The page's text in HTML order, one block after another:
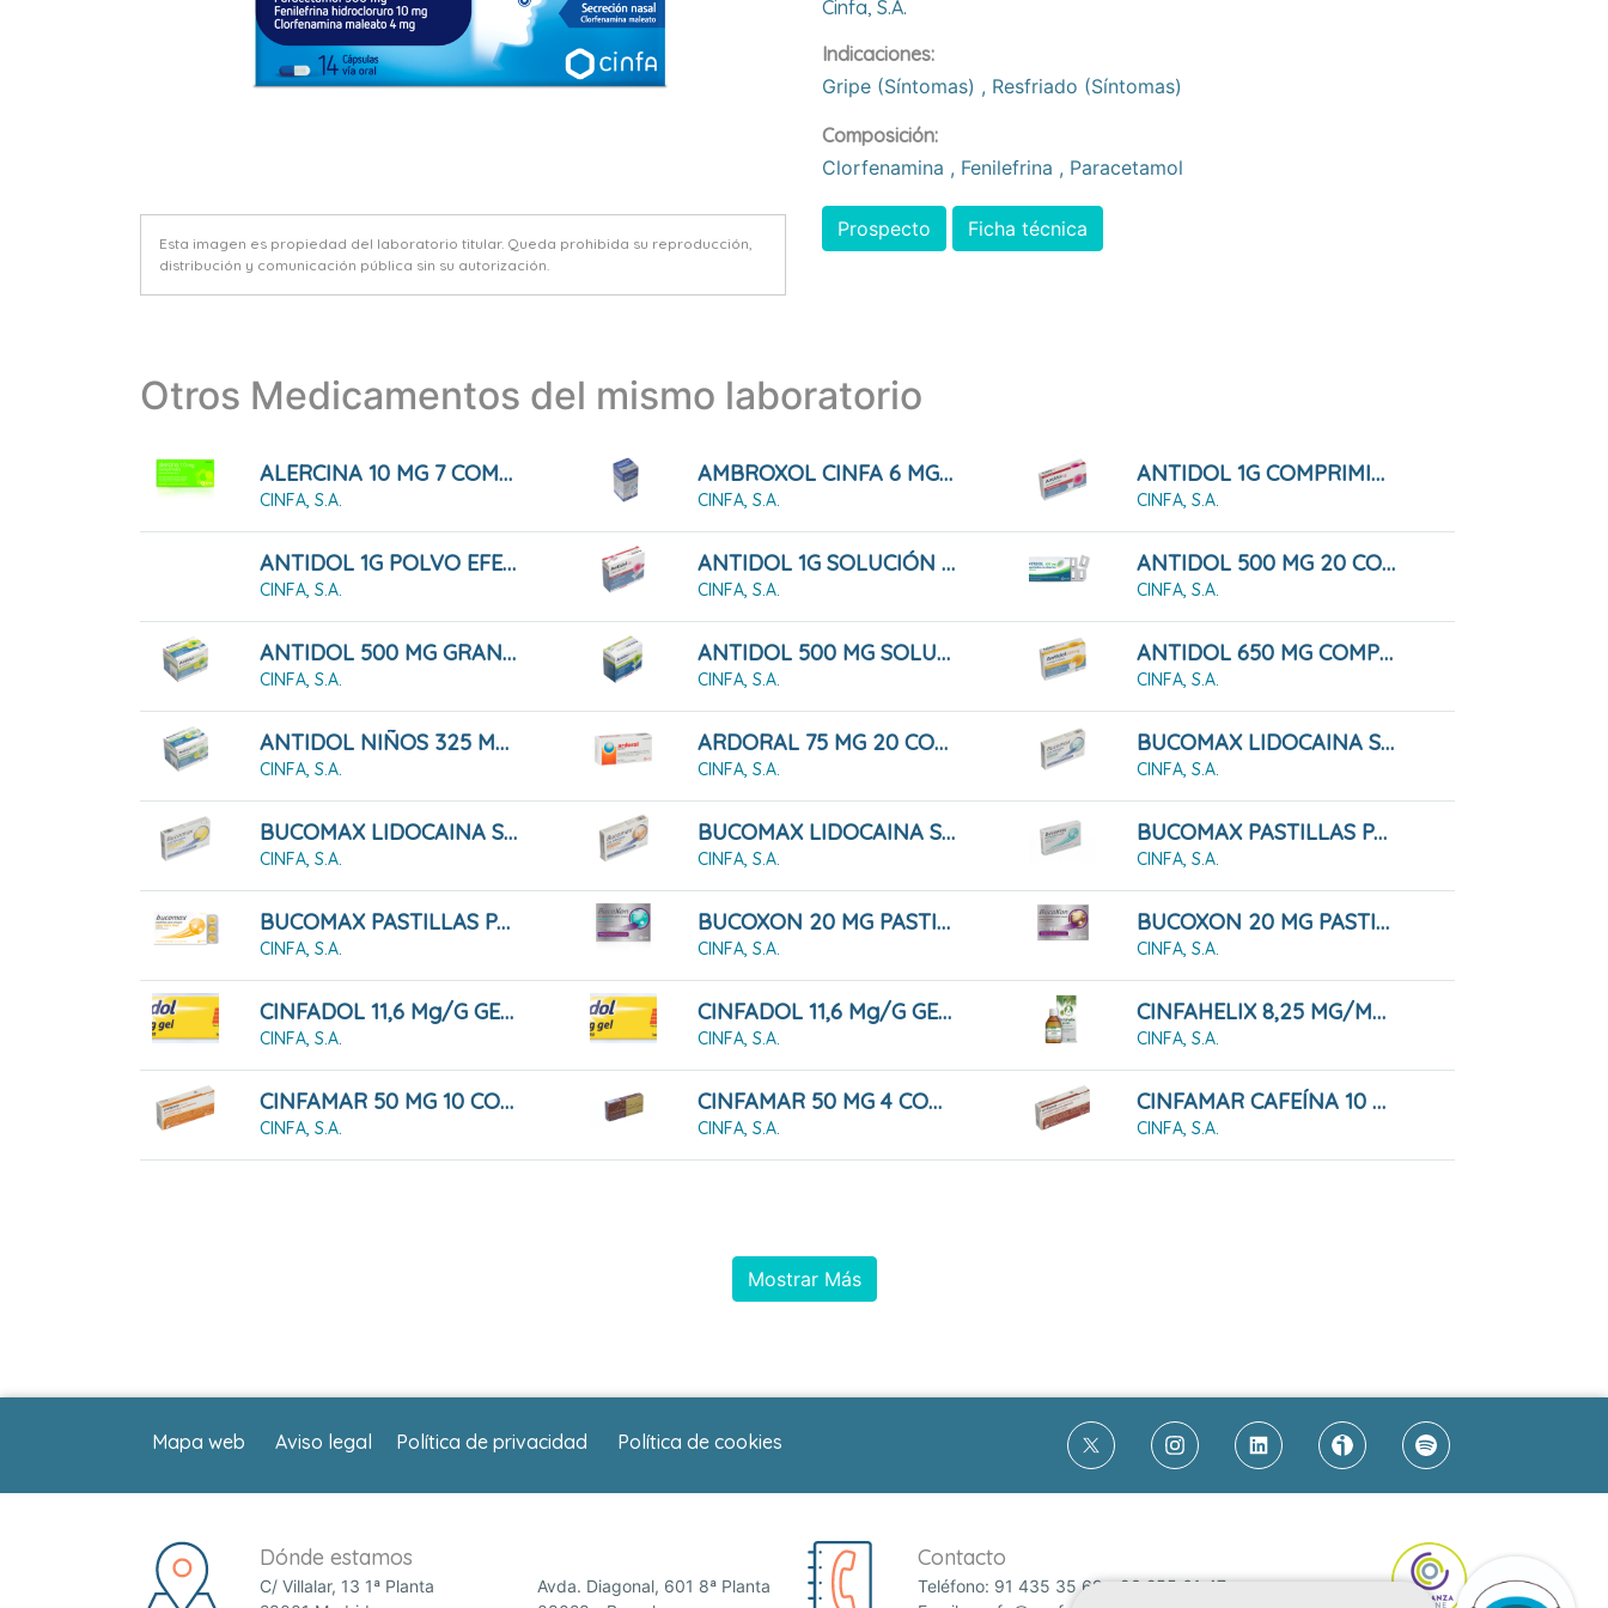
Esta imagen es propiedad del laboratorio titular. Queda prohibida su reproducción,
distribución y comunicación pública sin su autorización.
Cinfa, S.a.
Indicaciones:
Gripe (síntomas) , Resfriado (síntomas)
Composición:
Clorfenamina , Fenilefrina , Paracetamol
Prospecto Ficha técnica
Otros Medicamentos del mismo laboratorio
ALERCINA 10 MG 7 COMPRIMIDOS RECUBIERTOS
CINFA, S.A.
AMBROXOL CINFA 6 MG/ML JARABE
CINFA, S.A.
ANTIDOL 1G COMPRIMIDOS
CINFA, S.A.
ANTIDOL 1G POLVO EFERVESCENTE
CINFA, S.A.
ANTIDOL 1G SOLUCIÓN ORAL
CINFA, S.A.
ANTIDOL 500 MG 20 COMPRIMIDOS RECUBIERTOS
CINFA, S.A.
ANTIDOL 500 MG GRANULADO
CINFA, S.A.
ANTIDOL 500 MG SOLUCIÓN ORAL
CINFA, S.A.
ANTIDOL 650 MG COMPRIMIDOS
CINFA, S.A.
ANTIDOL NIÑOS 325 MG GRANULADO
CINFA, S.A.
ARDORAL 75 MG 20 COMPRIMIDOS RECUBIERTOS
CINFA, S.A.
BUCOMAX LIDOCAINA SABOR MENTA 24 PASTILLAS PARA CHUPAR
CINFA, S.A.
BUCOMAX LIDOCAINA SABOR MIEL Y LIMÓN 24 PASTILLAS PARA CHUPAR
CINFA, S.A.
BUCOMAX LIDOCAINA SABOR NARANJA 24 PASTILLAS PARA CHUPAR
CINFA, S.A.
BUCOMAX PASTILLAS PARA CHUPAR MENTA 24 PASTILLAS
CINFA, S.A.
BUCOMAX PASTILLAS PARA CHUPAR MIEL Y LIMON, 24 PASTILLAS
CINFA, S.A.
BUCOXON 20 MG PASTILLAS PARA CHUPAR SABOR MENTA, 18 Pastillas
CINFA, S.A.
BUCOXON 20 MG PASTILLAS PARA CHUPAR SABOR REGALIZ, 18 Pastillas
CINFA, S.A.
CINFADOL 11,6 Mg/g GEL , 1 Tubo De 60 G
CINFA, S.A.
CINFADOL 11,6 Mg/g GEL,1 Tubo De 100 G
CINFA, S.A.
CINFAHELIX 8,25 MG/ML JARABE 100 ML
CINFA, S.A.
CINFAMAR 50 MG 10 COMPRIMIDOS RECUBIERTOS
CINFA, S.A.
CINFAMAR 50 MG 4 COMPRIMIDOS RECUBIERTOS
CINFA, S.A.
CINFAMAR CAFEÍNA 10 COMPRIMIDOS RECUBIERTOS
CINFA, S.A.
Mostrar Más
Mapa web Aviso legal Política de privacidad Política de cookies
Dónde estamos
C/ Villalar, 13 1ª Planta
Avda. Diagonal, 601 8ª Planta
Contacto
Teléfono: 91 435 35 69
93 255 61 47